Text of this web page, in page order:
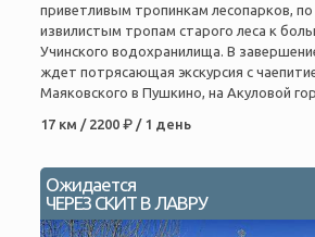
приветливым тропинкам лесопарков,
извилистым тропам старого леса к
Учинского водохранилища. В
ждет потрясающая экскурсия с
Маяковского в Пушкино, на Акуловой
17 км / 2200 ₽ / 1 день
Ожидается
ЧЕРЕЗ СКИТ В ЛАВРУ